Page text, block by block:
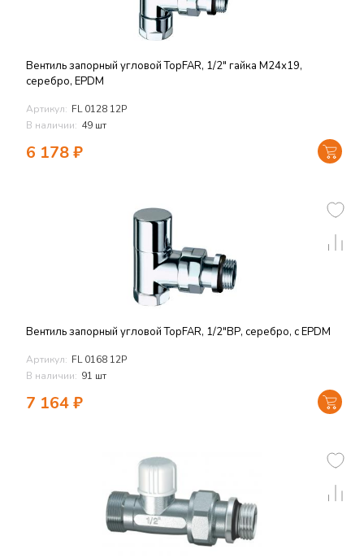
Вентиль запорный угловой TopFAR, 1/2" гайка М24х19,
серебро, EPDM
Артикул: FL 0128 12P
В наличии: 49 шт
6 178₽
Вентиль запорный угловой TopFAR, 1/2"ВР, серебро, с EPDM
Артикул: FL 0168 12P
В наличии: 91 шт
7 164₽